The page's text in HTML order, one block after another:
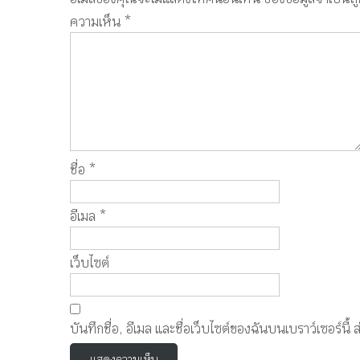
ความเห็น *
ชื่อ *
อีเมล *
เว็บไซต์
บันทึกชื่อ, อีเมล และชื่อเว็บไซต์ของฉันบนเบราว์เซอร์นี้